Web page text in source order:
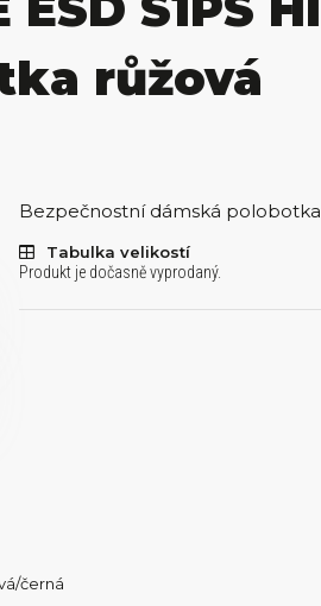
růžová
Bezpečnostní dámská polobotka
Tabulka velikostí
Produkt je dočasně vyprodaný.
černá